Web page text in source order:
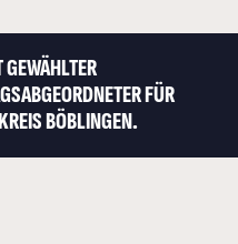
FÜR
BÖBLINGEN.